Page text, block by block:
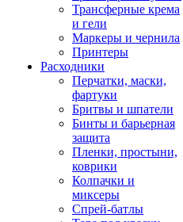
Трансферные крема
и гели
Маркеры и чернила
Принтеры
Расходники
Перчатки, маски,
фартуки
Бритвы и шпатели
Бинты и барьерная
защита
Пленки, простыни,
коврики
Колпачки и
миксеры
Спрей-батлы